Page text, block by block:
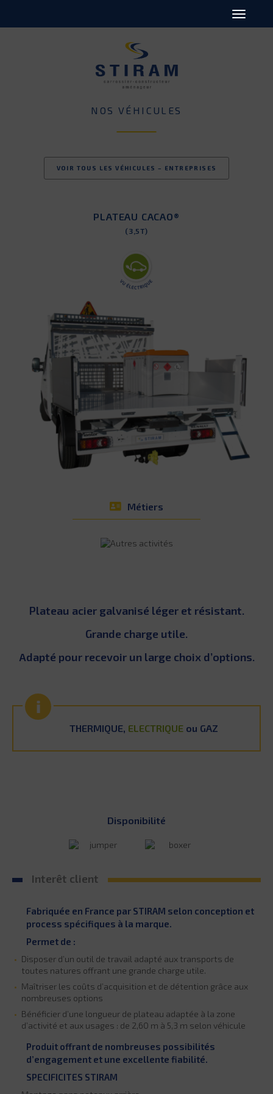
NOS VÉHICULES
VOIR TOUS LES VÉHICULES – ENTREPRISES
PLATEAU CACAO®
(3,5T)
Métiers
Plateau acier galvanisé léger et résistant.
Grande charge utile.
Adapté pour recevoir un large choix d’options.
THERMIQUE, ELECTRIQUEou GAZ
Disponibilité
Interêt client
Fabriquée en France par STIRAM selon conception et
process spécifiques à la marque.
Permet de :
Disposer d’un outil de travail adapté aux transports de
toutes natures offrant une grande charge utile.
Maîtriser les coûts d’acquisition et de détention grâce aux
nombreuses options
Bénéficier d’une longueur de plateau adaptée à la zone
d’activité et aux usages : de 2,60 m à 5,3 m selon véhicule
Produit offrant de nombreuses possibilités
d’engagement et une excellente fiabilité.
SPECIFICITES STIRAM